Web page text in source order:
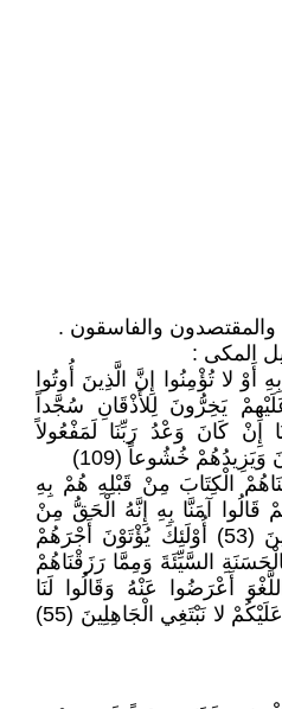
والمقتصدون والفاسقون .
المكى :
لا تُؤْمِنُوا إِنَّ الَّذِينَ أُوتُوا
يَخِرُّونَ لِلأَذْقَانِ سُجَّداً
إِنْ كَانَ وَعْدُ رَبِّنَا لَمَفْعُولاً
الْكِتَابَ مِنْ قَبْلِهِ هُمْ بِهِ
عَلَيْهِمْ قَالُوا آمَنَّا بِهِ إِنَّهُ الْحَقُّ مِنْ
رَبِّنَا إِنَّا كُنَّا مِنْ قَبْلِهِ مُسْلِمِينَ (53) أُوْلَئِكَ يُؤْتَوْنَ أَجْرَهُمْ
السَّيِّئَةَ وَمِمَّا رَزَقْنَاهُمْ
اللَّغْوَ أَعْرَضُوا عَنْهُ وَقَالُوا لَنَا
أَعْمَالُنَا وَلَكُمْ أَعْمَالُكُمْ سَلامٌ عَلَيْكُمْ لا نَبْتَغِي الْجَاهِلِينَ (55)